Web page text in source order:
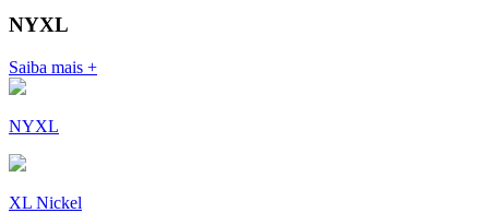
NYXL
Saiba mais +
NYXL
XL Nickel